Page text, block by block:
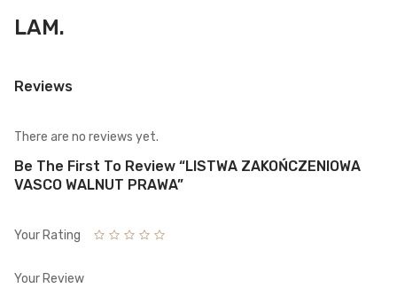
LAM.
Reviews
There are no reviews yet.
Be The First To Review “LISTWA ZAKOŃCZENIOWA
VASCO WALNUT PRAWA”
Your Rating
Your Review